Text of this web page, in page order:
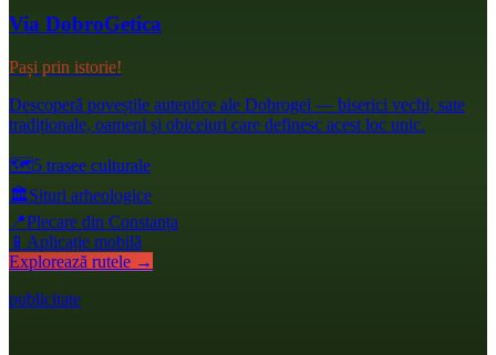
Via DobroGetica
Pași prin istorie!
Descoperă poveștile autentice ale Dobrogei — biserici vechi, sate
tradiționale, oameni și obiceiuri care definesc acest loc unic.
🗺️5 trasee culturale
🏛️Situri arheologice
📍Plecare din Constanța
📱 Aplicație mobilă
Explorează rutele →
publicitate